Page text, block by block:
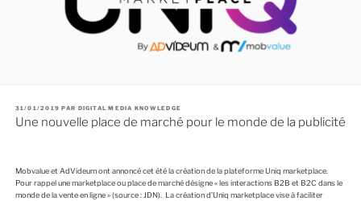
P
U
B
E
31/01/2019 PAR DIGITAL MEDIA KNOWLEDGE
Une nouvelle place de marché pour le monde de la publicité
Mobvalue et AdVideum ont annoncé cet été la création de la plateforme Uniq marketplace.
Pour rappel une marketplace ou place de marché désigne « les interactions B2B et B2C dans le
monde de la vente en ligne » (source : JDN). La création d’Uniq marketplace vise à faciliter